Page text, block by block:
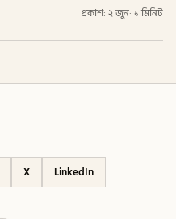
প্রকাশ: ২ জুন· ১ মিনিট
X
LinkedIn